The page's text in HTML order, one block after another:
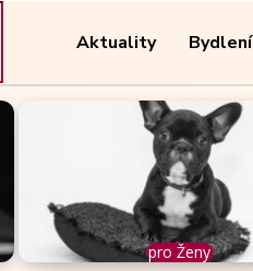
Aktuality Bydlení
pro Ženy